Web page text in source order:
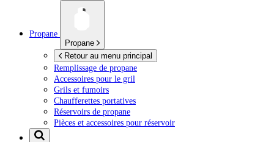
Propane
Propane
Retour au menu principal
Remplissage de propane
Accessoires pour le gril
Grils et fumoirs
Chaufferettes portatives
Réservoirs de propane
Pièces et accessoires pour réservoir